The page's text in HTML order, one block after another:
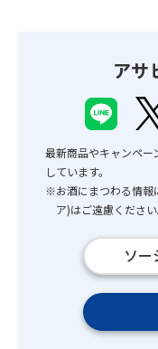
アサ
最新商品やキャンペー
しています。
※お酒にまつわる情報
ア)はご遠慮ください
ソー